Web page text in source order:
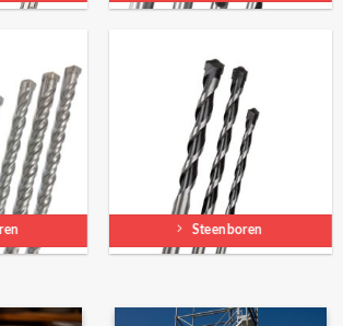
Steenboren